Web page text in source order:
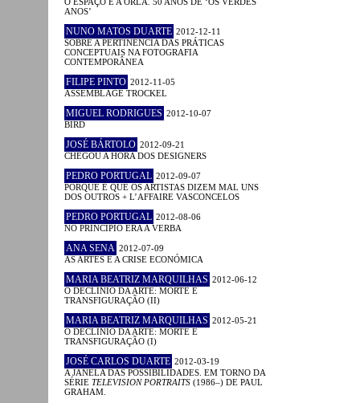
ANOS’
NUNO MATOS DUARTE 2012-12-11
SOBRE A PERTINÊNCIA DAS PRÁTICAS
CONCEPTUAIS NA FOTOGRAFIA
CONTEMPORÂNEA
FILIPE PINTO 2012-11-05
ASSEMBLAGE TROCKEL
MIGUEL RODRIGUES 2012-10-07
BIRD
JOSÉ BÁRTOLO 2012-09-21
CHEGOU A HORA DOS DESIGNERS
PEDRO PORTUGAL 2012-09-07
PORQUE É QUE OS ARTISTAS DIZEM MAL UNS
DOS OUTROS + L’AFFAIRE VASCONCELOS
PEDRO PORTUGAL 2012-08-06
NO PRINCÍPIO ERA A VERBA
ANA SENA 2012-07-09
AS ARTES E A CRISE ECONÓMICA
MARIA BEATRIZ MARQUILHAS 2012-06-12
O DECLÍNIO DA ARTE: MORTE E
TRANSFIGURAÇÃO (II)
MARIA BEATRIZ MARQUILHAS 2012-05-21
O DECLÍNIO DA ARTE: MORTE E
TRANSFIGURAÇÃO (I)
JOSÉ CARLOS DUARTE 2012-03-19
A JANELA DAS POSSIBILIDADES. EM TORNO DA
SÉRIE TELEVISION PORTRAITS (1986–) DE PAUL
GRAHAM.